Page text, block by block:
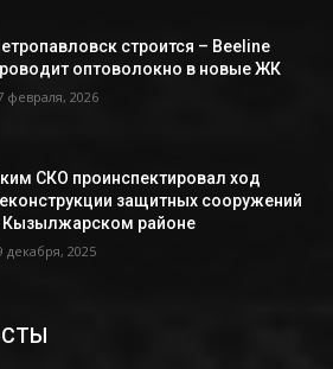
строится – Beeline
оптоволокно в новые ЖК
февраля, 2026
СКО проинспектировал ход
защитных сооружений
Кызылжарском районе
декабря, 2025